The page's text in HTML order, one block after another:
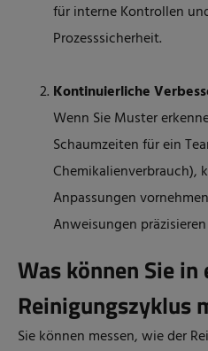
für interne Kontrollen
Prozesssicherheit.
Kontinuierliche
Wenn Sie Muster
Schaumzeiten für ein
Chemikalienverbrauch),
Anpassungen
Anweisungen
Was können Sie in
Reinigungszyklus
Sie können messen, wie der